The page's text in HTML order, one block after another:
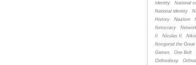
Identity
National
National identity
History
Nazism
Netocracy
II
Nicolas II
Novgorod the Great
Games
One Belt
Orthodoxy